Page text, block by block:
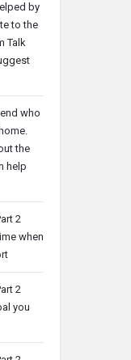
by
to the
Talk
who
the
help
2
when
2
you